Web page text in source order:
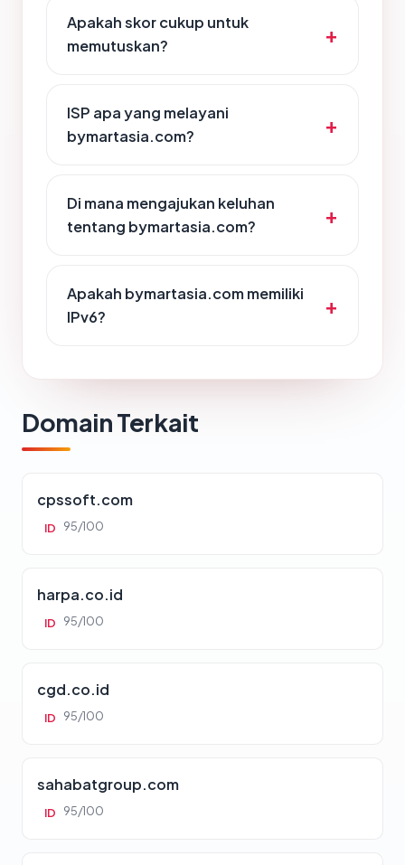
Apakah skor cukup untuk
memutuskan?
ISP apa yang melayani
bymartasia.com?
Di mana mengajukan keluhan
tentang bymartasia.com?
Apakah bymartasia.com memiliki
IPv6?
Domain Terkait
cpssoft.com
ID 95/100
harpa.co.id
ID 95/100
cgd.co.id
ID 95/100
sahabatgroup.com
ID 95/100